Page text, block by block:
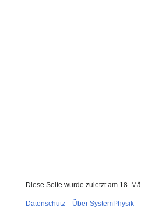
Diese Seite wurde zuletzt am 18.
Datenschutz Über SystemPhysik